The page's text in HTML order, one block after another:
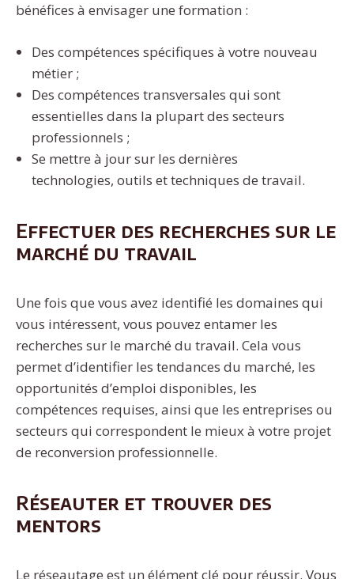
bénéfices à envisager une formation :
Des compétences spécifiques à votre nouveau
métier ;
Des compétences transversales qui sont
essentielles dans la plupart des secteurs
professionnels ;
Se mettre à jour sur les dernières
technologies, outils et techniques de travail.
Effectuer des recherches sur le
marché du travail
Une fois que vous avez identifié les domaines qui
vous intéressent, vous pouvez entamer les
recherches sur le marché du travail. Cela vous
permet d’identifier les tendances du marché, les
opportunités d’emploi disponibles, les
compétences requises, ainsi que les entreprises ou
secteurs qui correspondent le mieux à votre projet
de reconversion professionnelle.
Réseauter et trouver des
mentors
Le réseautage est un élément clé pour réussir. Vous